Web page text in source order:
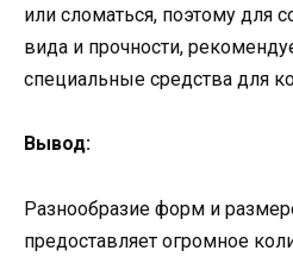
или сломаться, поэтому для
вида и прочности,
специальные средства для
Вывод:
Разнообразие форм и
предоставляет огромное